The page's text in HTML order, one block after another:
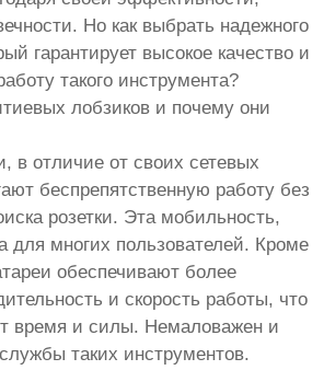
Но как выбрать надежного
гарантирует высокое качество и
такого инструмента?
лобзиков и почему они
в отличие от своих сетевых
беспрепятственную работу без
розетки. Эта мобильность,
для многих пользователей. Кроме
обеспечивают более
и скорость работы, что
время и силы. Немаловажен и
таких инструментов.